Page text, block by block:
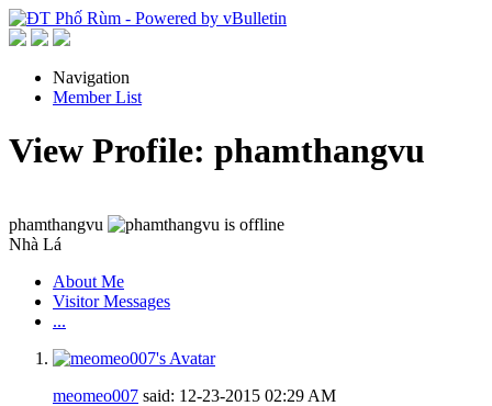
Navigation
Member List
View Profile: phamthangvu
phamthangvu
Nhà Lá
About Me
Visitor Messages
...
meomeo007 said: 12-23-2015 02:29 AM